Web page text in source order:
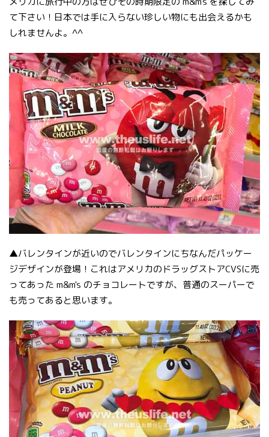
て下さい！日本では手に入らない珍しい物にも出会えるかも
しれませんよ。^^
▲バレンタインが近いのでバレンタインにちなんだパッケー
ジデザインが登場！これはアメリカのドラッグストアCVSに売
ってあった m&m's のチョコレートですが、普通のスーパーで
も売ってあると思います。